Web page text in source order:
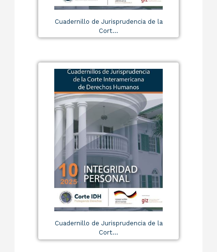
Cuadernillo de Jurisprudencia de la
Cort...
Cuadernillo de Jurisprudencia de la
Cort...